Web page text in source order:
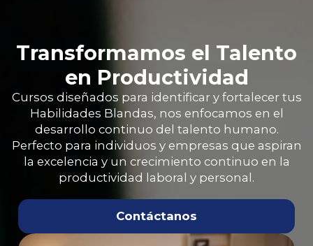
Transformamos el Talento
en Productividad
Cursos diseñados para identificar y fortalecer tus
Habilidades Blandas, nos enfocamos en el
desarrollo continuo del talento humano.
Perfecto para individuos y empresas que aspiran
la excelencia y un crecimiento continuo en la
productividad laboral y personal.
Contáctanos